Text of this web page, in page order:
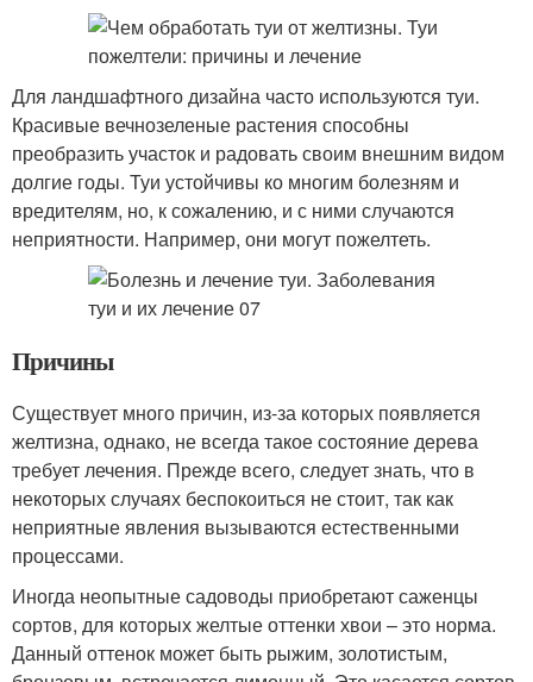
Для ландшафтного дизайна часто используются туи.
Красивые вечнозеленые растения способны
преобразить участок и радовать своим внешним видом
долгие годы. Туи устойчивы ко многим болезням и
вредителям, но, к сожалению, и с ними случаются
неприятности. Например, они могут пожелтеть.
Причины
Существует много причин, из-за которых появляется
желтизна, однако, не всегда такое состояние дерева
требует лечения. Прежде всего, следует знать, что в
некоторых случаях беспокоиться не стоит, так как
неприятные явления вызываются естественными
процессами.
Иногда неопытные садоводы приобретают саженцы
сортов, для которых желтые оттенки хвои – это норма.
Данный оттенок может быть рыжим, золотистым,